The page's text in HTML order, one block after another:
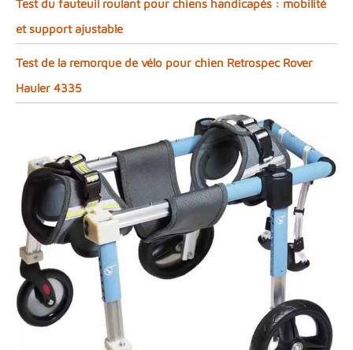
Test du fauteuil roulant pour chiens handicapés : mobilité
et support ajustable
Test de la remorque de vélo pour chien Retrospec Rover
Hauler 4335